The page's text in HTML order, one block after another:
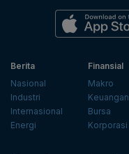
Berita
Nasional
Industri
Internasional
Energi
Finansial
Makro
Keuangan
Bursa
Korporasi